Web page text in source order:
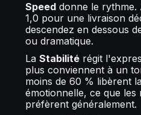
Speed donne le rythme.
1,0 pour une livraison
descendez en dessous
ou dramatique.
La Stabilité régit
plus conviennent à un
moins de 60 % libèrent
émotionnelle, ce que
préfèrent généralement.